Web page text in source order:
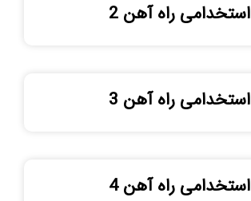
استخدامی راه آهن 2
استخدامی راه آهن 3
استخدامی راه آهن 4